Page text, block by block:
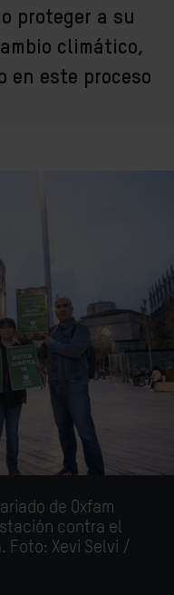
proteger a su
climático,
en este proceso
de Oxfam
contra el
Foto: Xevi Selvi /